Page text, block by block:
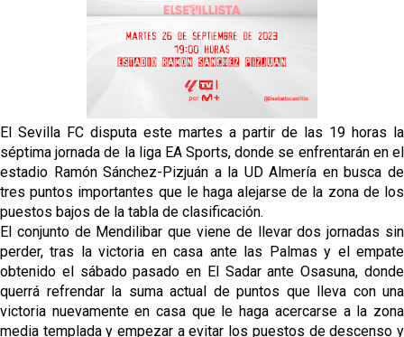
Odysseas Vlachodimos: “El objetivo es mejorar la
temporada pasada”
El Sevilla FC empieza a inscribir a los nuevos
Opinión | "Carta abierta a Alberto Flores" por Rafa
García
Análisis I Quién es y cómo juega Fran González
El Sevilla FC disputa este martes a partir de las 19 horas la
séptima jornada de la liga EA Sports, donde se enfrentarán en el
estadio Ramón Sánchez-Pizjuán a la UD Almería en busca de
tres puntos importantes que le haga alejarse de la zona de los
puestos bajos de la tabla de clasificación.
El conjunto de Mendilibar que viene de llevar dos jornadas sin
perder, tras la victoria en casa ante las Palmas y el empate
obtenido el sábado pasado en El Sadar ante Osasuna, donde
querrá refrendar la suma actual de puntos que lleva con una
victoria nuevamente en casa que le haga acercarse a la zona
media templada y empezar a evitar los puestos de descenso y